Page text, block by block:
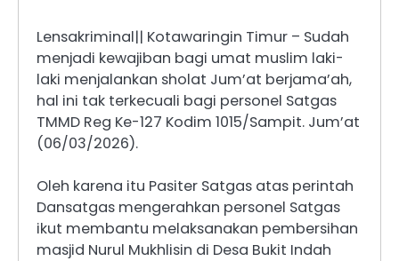
Lensakriminal|| Kotawaringin Timur – Sudah
menjadi kewajiban bagi umat muslim laki-
laki menjalankan sholat Jum’at berjama’ah,
hal ini tak terkecuali bagi personel Satgas
TMMD Reg Ke-127 Kodim 1015/Sampit. Jum’at
(06/03/2026).
Oleh karena itu Pasiter Satgas atas perintah
Dansatgas mengerahkan personel Satgas
ikut membantu melaksanakan pembersihan
masjid Nurul Mukhlisin di Desa Bukit Indah